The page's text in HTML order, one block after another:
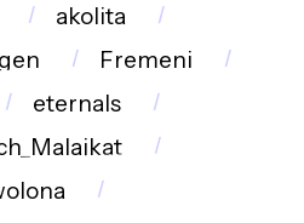
akolita
Fremeni
eternals